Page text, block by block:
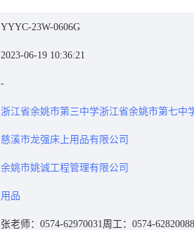
YYYC-23W-0606G
2023-06-19 10:36:21
浙江省余姚市第三中学浙江省余姚市第七中
慈溪市龙强床上用品有限公司
余姚市姚诚工程管理有限公司
用品
张老师：0574-62970031周工：0574-62820088